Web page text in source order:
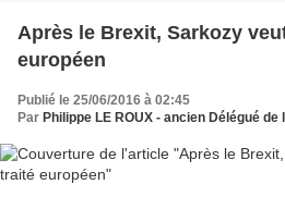
Après le Brexit, Sarkozy
européen
Publié le 25/06/2016 à 02:45
Par Philippe LE ROUX - ancien Délégué